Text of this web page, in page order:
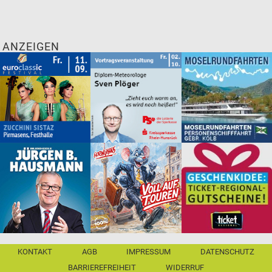
ANZEIGEN
KONTAKT AGB IMPRESSUM
DATENSCHUTZ
BARRIEREFREIHEIT
WIDERRUF